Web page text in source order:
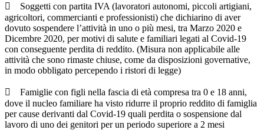
 Soggetti con partita IVA (lavoratori autonomi, piccoli artigiani,
agricoltori, commercianti e professionisti) che dichiarino di aver
dovuto sospendere l’attività in uno o più mesi, tra Marzo 2020 e
Dicembre 2020, per motivi di salute e familiari legati al Covid-19
con conseguente perdita di reddito. (Misura non applicabile alle
attività che sono rimaste chiuse, come da disposizioni governative,
in modo obbligato percependo i ristori di legge)
 Famiglie con figli nella fascia di età compresa tra 0 e 18 anni,
dove il nucleo familiare ha visto ridurre il proprio reddito di famiglia
per cause derivanti dal Covid-19 quali perdita o sospensione dal
lavoro di uno dei genitori per un periodo superiore a 2 mesi